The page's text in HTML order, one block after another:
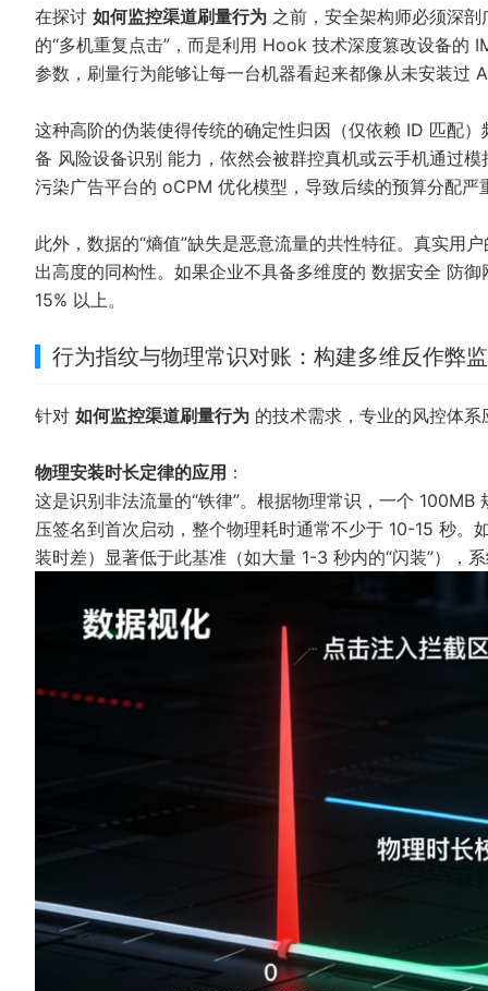
在探讨 如何监控渠道刷量行为 之前，安全架构师必须深
的“多机重复点击”，而是利用 Hook 技术深度篡改设备的
参数，刷量行为能够让每一台机器看起来都像从未安装过
这种高阶的伪装使得传统的确定性归因（仅依赖 ID 匹配
备 风险设备识别 能力，依然会被群控真机或云手机通过
污染广告平台的 oCPM 优化模型，导致后续的预算分配严
此外，数据的“熵值”缺失是恶意流量的共性特征。真实用
出高度的同构性。如果企业不具备多维度的 数据安全 防御
15% 以上。
行为指纹与物理常识对账：构建多维反作弊
针对 如何监控渠道刷量行为 的技术需求，专业的风控体
物理安装时长定律的应用 ：
这是识别非法流量的“铁律”。根据物理常识，一个
压签名到首次启动，整个物理耗时通常不少于 10-15 秒。
装时差）显著低于此基准（如大量 1-3 秒内的“闪装”），